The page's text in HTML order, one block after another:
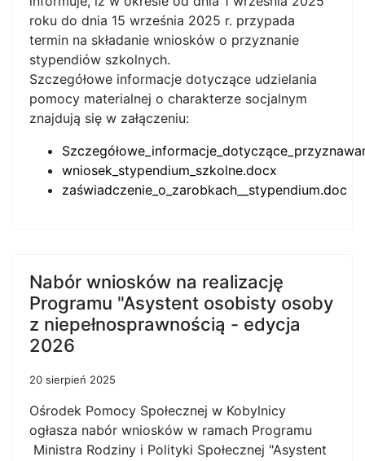
roku do dnia 15 września 2025 r. przypada
termin na składanie wniosków o przyznanie
stypendiów szkolnych.
Szczegółowe informacje dotyczące udzielania
pomocy materialnej o charakterze socjalnym
znajdują się w załączeniu:
wniosek_stypendium_szkolne.docx
zaświadczenie_o_zarobkach__stypendium.doc
Nabór wniosków na realizację
Programu "Asystent osobisty osoby
z niepełnosprawnością - edycja
2026
20 sierpień 2025
Ośrodek Pomocy Społecznej w Kobylnicy
ogłasza nabór wniosków w ramach Programu
Ministra Rodziny i Polityki Społecznej "Asystent